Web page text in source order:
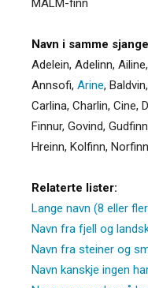
Navn i samme
Adelein, Adelinn, Ailine,
Annsofi, Arine, Baldvin,
Carlina, Charlin, Cine,
Finnur, Govind,
Hreinn, Kolfinn, Norfinn
Relaterte lister:
Lange navn (8 eller
Navn fra fjell og
Navn fra steiner og
Navn kanskje ingen